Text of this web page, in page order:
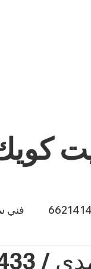
فني
فني طباخات الكويت | 66557188
24 ساعة